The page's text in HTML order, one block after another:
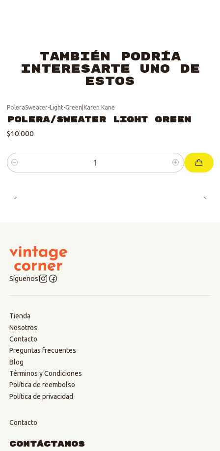
También podría
interesarte uno de
estos
PoleraSweater-Light-Green Karen Kane
Polera/Sweater Light Green
$10.000
Cantidad
Síguenos
Tienda
Nosotros
Contacto
Preguntas frecuentes
Blog
Términos y Condiciones
Política de reembolso
Política de privacidad
Contacto
Contáctanos